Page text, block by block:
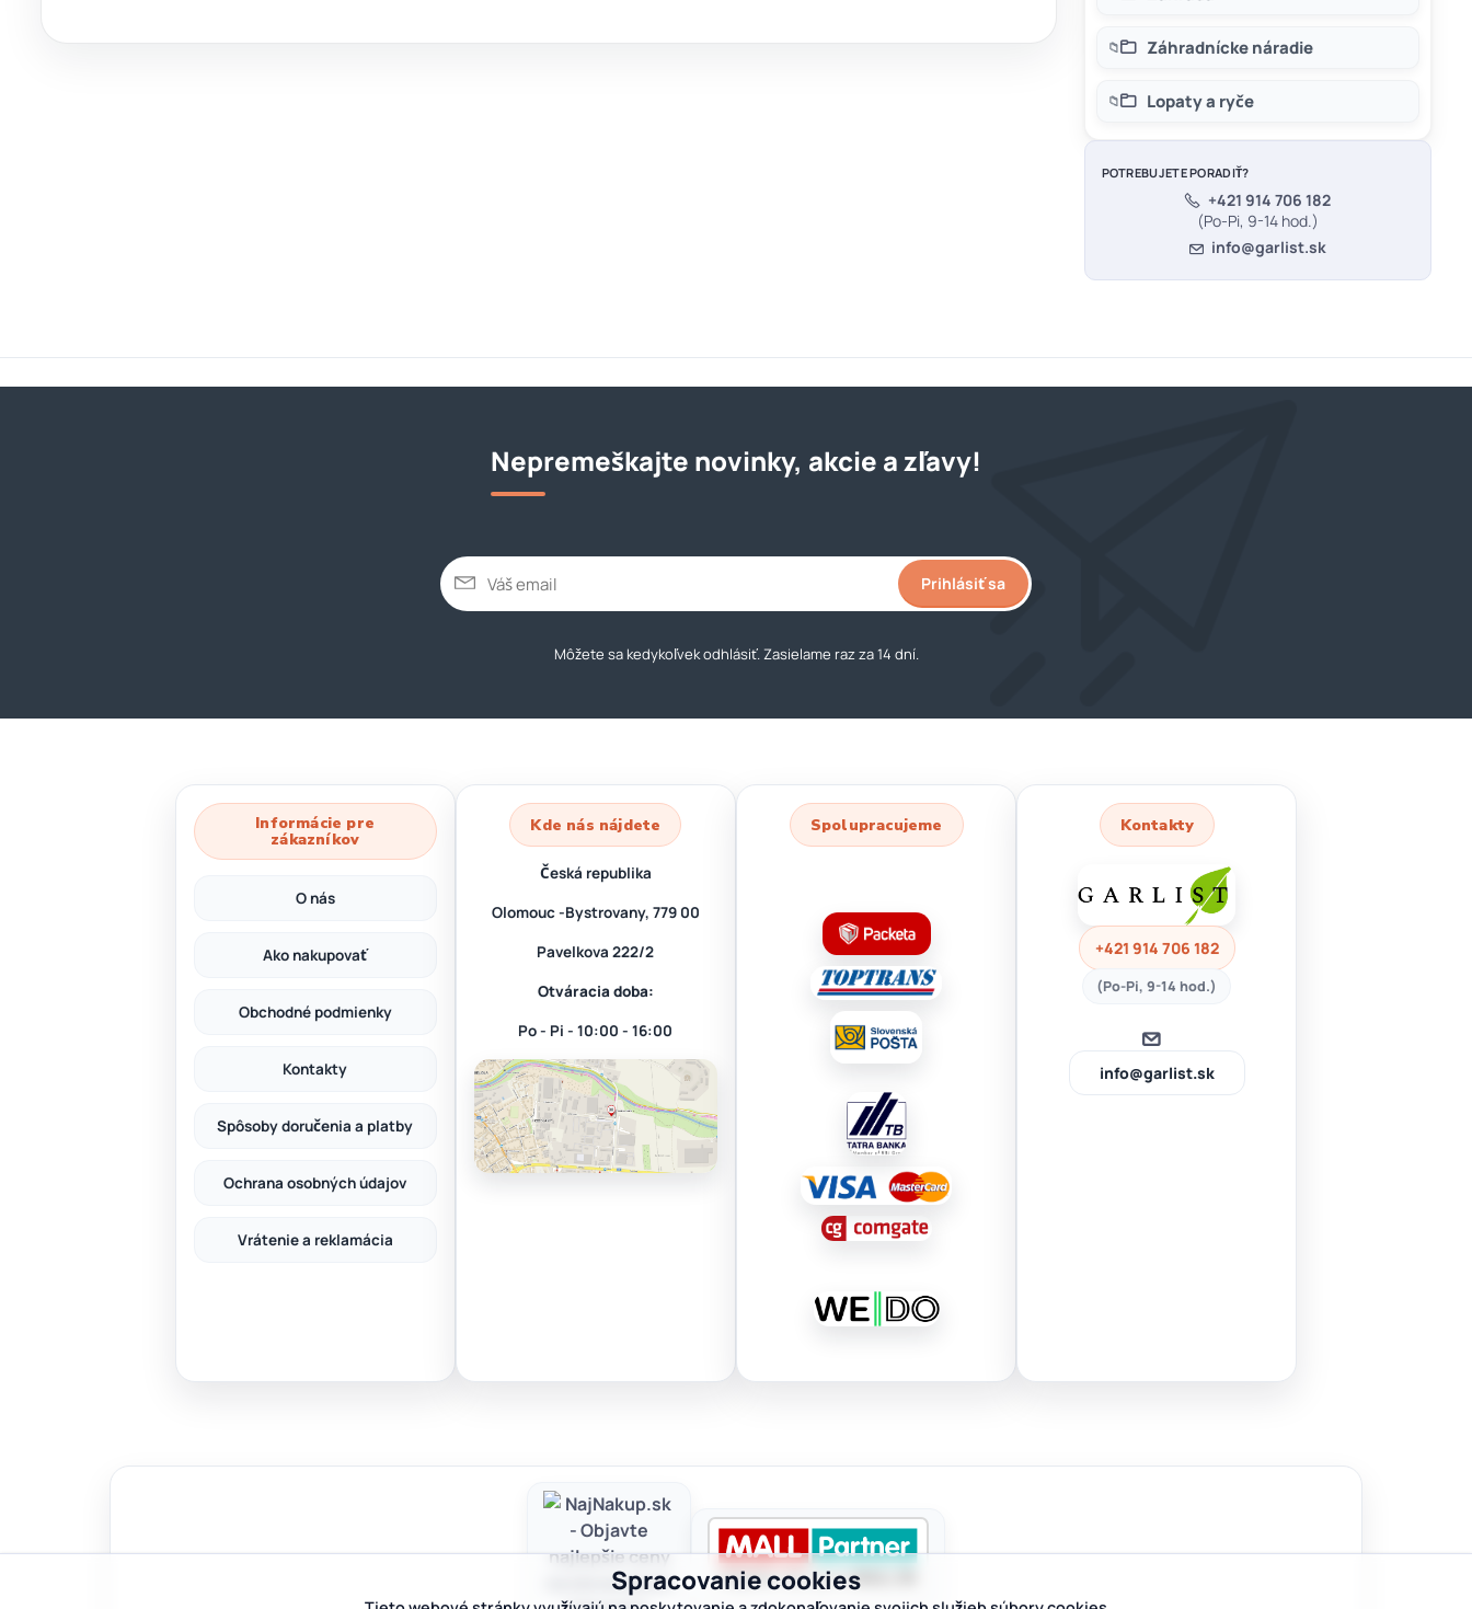
Záhradnícke náradie
Lopaty a ryče
POTREBUJETE PORADIŤ?
+421 914 706 182
(Po-Pi, 9-14 hod.)
info@garlist.sk
Nepremeškajte novinky, akcie a zľavy!
Prihlásiť sa
Môžete sa kedykoľvek odhlásiť. Zasielame raz za 14 dní.
Informácie pre
zákazníkov
O nás
Ako nakupovať
Obchodné podmienky
Kontakty
Spôsoby doručenia a platby
Ochrana osobných údajov
Vrátenie a reklamácia
Kde nás nájdete
Česká republika
Olomouc -Bystrovany, 779 00
Pavelkova 222/2
Otváracia doba:
Po - Pi - 10:00 - 16:00
Spolupracujeme Kontakty
+421 914 706 182
(Po-Pi, 9-14 hod.)
info@garlist.sk
Spracovanie cookies